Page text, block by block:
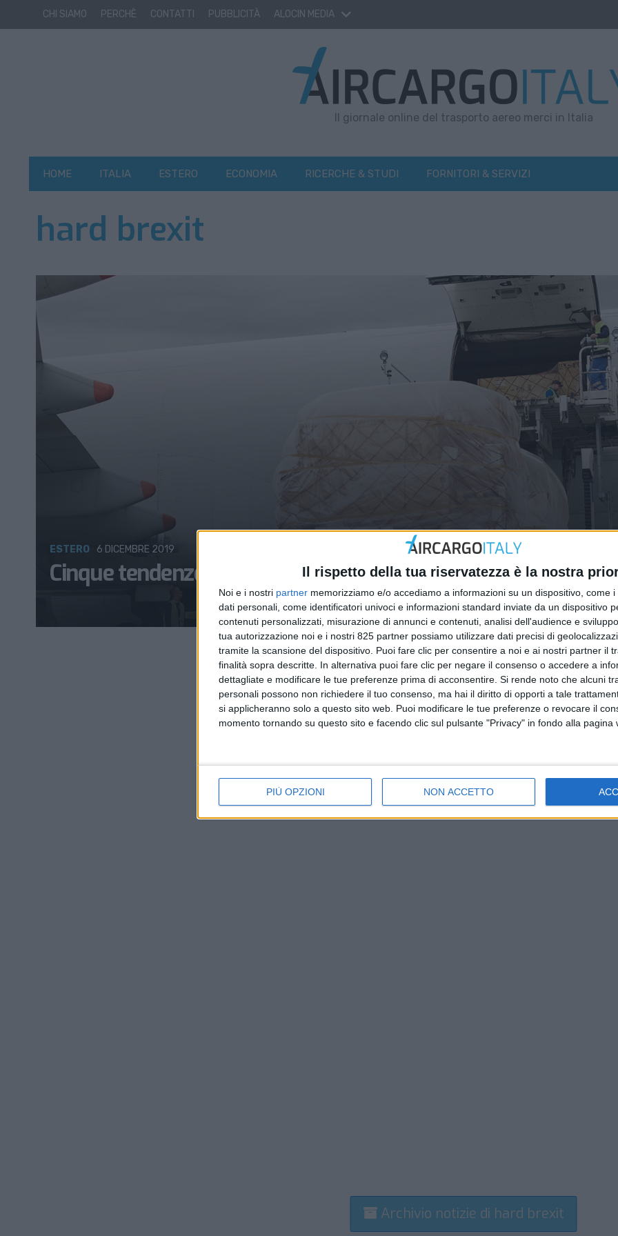
Il rispetto della tua riservatezza è la nostra
Noi e i nostri partner memorizziamo e/o accediamo a informazioni su un dispositivo, come
dati personali, come identificatori univoci e informazioni standard inviate da un dispositivo
contenuti personalizzati, misurazione di annunci e contenuti, analisi dell'audience e
tua autorizzazione noi e i nostri 825 partner possiamo utilizzare dati precisi di
tramite la scansione del dispositivo. Puoi fare clic per consentire a noi e ai nostri partner il
finalità sopra descritte. In alternativa puoi fare clic per negare il consenso o accedere a
dettagliate e modificare le tue preferenze prima di acconsentire. Si rende noto che alcuni
personali possono non richiedere il tuo consenso, ma hai il diritto di opporti a tale
si applicheranno solo a questo sito web. Puoi modificare le tue preferenze o revocare il
momento tornando su questo sito e facendo clic sul pulsante "Privacy" in fondo alla pagina
PIÙ OPZIONI NON ACCETTO
CHI SIAMO PERCHÈ CONTATTI PUBBLICITÀ ALOCIN MEDIA
Il giornale online del trasporto aereo merci in Italia
HOME ITALIA ESTERO ECONOMIA RICERCHE & STUDI FORNITORI & SERVIZI
hard brexit
Cinque tendenze per il 2020 delle spedizioni aeree merci
ESTERO 6 DICEMBRE 2019
Archivio notizie di hard brexit